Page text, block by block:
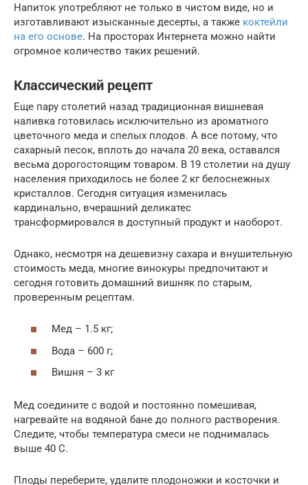
Напиток употребляют не только в чистом виде, но и
изготавливают изысканные десерты, а также коктейли
на его основе. На просторах Интернета можно найти
огромное количество таких решений.
Классический рецепт
Еще пару столетий назад традиционная вишневая
наливка готовилась исключительно из ароматного
цветочного меда и спелых плодов. А все потому, что
сахарный песок, вплоть до начала 20 века, оставался
весьма дорогостоящим товаром. В 19 столетии на душу
населения приходилось не более 2 кг белоснежных
кристаллов. Сегодня ситуация изменилась
кардинально, вчерашний деликатес
трансформировался в доступный продукт и наоборот.
Однако, несмотря на дешевизну сахара и внушительную
стоимость меда, многие винокуры предпочитают и
сегодня готовить домашний вишняк по старым,
проверенным рецептам.
Мед – 1.5 кг;
Вода – 600 г;
Вишня – 3 кг
Мед соедините с водой и постоянно помешивая,
нагревайте на водяной бане до полного растворения.
Следите, чтобы температура смеси не поднималась
выше 40 С.
Плоды переберите, удалите плодоножки и косточки и